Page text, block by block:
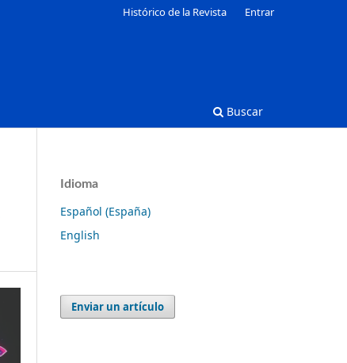
Buscar
Histórico de la Revista Entrar
Idioma
Español (España)
English
Enviar un artículo